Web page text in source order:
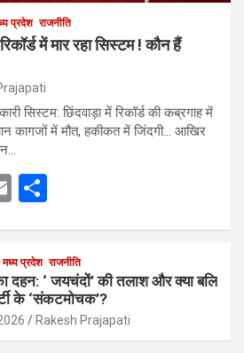
प्रदेश राजनीति
में मार रहा सिस्टम ! कौन हैं
सिस्टम: छिंदवाड़ा में रिकॉर्ड की कब्रगाह में
कागजों में मौत, हकीकत में जिंदगी… आखिर
E
e
मध्य प्रदेश राजनीति
दहन: ‘ जयचंदों’ की तलाश और क्या बलि
के ‘संकटमोचक’?
Rakesh Prajapati